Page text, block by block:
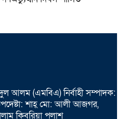
আলম (এমবিএ) নির্বাহী সম্পাদক:
শাহ্ মো: আলী আজগর,
কিবরিয়া পলাশ